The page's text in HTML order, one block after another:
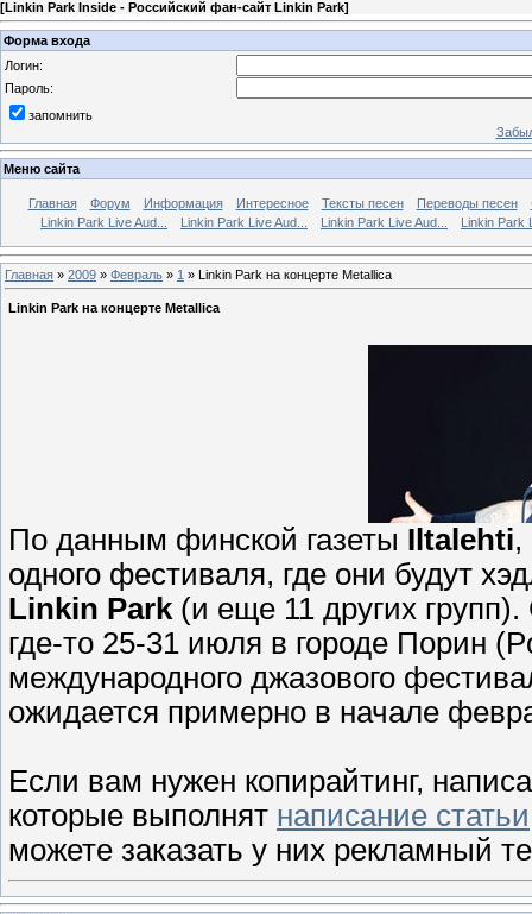
[Linkin Park Inside - Российский фан-сайт Linkin Park]
Форма входа
Логин:
Пароль:
запомнить
Меню сайта
Главная Форум Информация Интересное Тексты песен Переводы песен
Linkin Park Live Aud...
Linkin Park Live Aud... Linkin Park Live Aud... Linkin Park
Главная » 2009 » Февраль » 1 » Linkin Park на концерте Metallica
Linkin Park на концерте Metallica
По данным финской газеты Iltalehti,
одного фестиваля, где они будут
Linkin Park (и еще 11 других групп).
где-то 25-31 июля в городе Порин (
международного джазового
ожидается примерно в начале
Если вам нужен копирайтинг,
которые выполнят написание статьи
можете заказать у них рекламный